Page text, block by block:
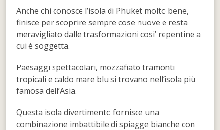
Anche chi conosce l’isola di Phuket molto bene,
finisce per scoprire sempre cose nuove e resta
meravigliato dalle trasformazioni cosi’ repentine a
cui è soggetta.
Paesaggi spettacolari, mozzafiato tramonti
tropicali e caldo mare blu si trovano nell’isola più
famosa dell’Asia.
Questa isola divertimento fornisce una
combinazione imbattibile di spiagge bianche con